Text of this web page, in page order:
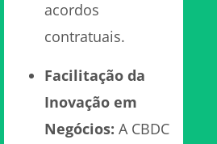
acordos
contratuais.
Facilitação da
Inovação em
Negócios: A CBDC